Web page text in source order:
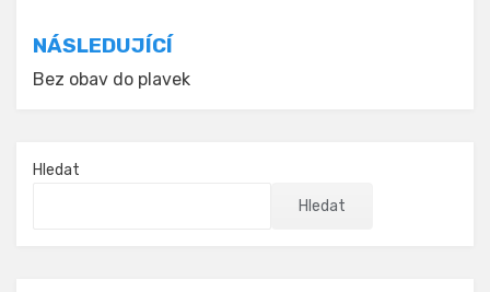
příspěvek
NÁSLEDUJÍCÍ
Bez obav do plavek
Hledat
Hledat